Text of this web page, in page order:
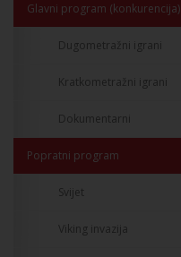
Glavni program (konkurencija)
Dugometražni igrani
Kratkometražni igrani
Dokumentarni
Popratni program
Svijet
Viking invazija